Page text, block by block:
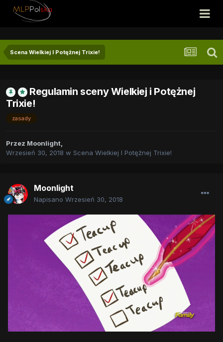
Scena Wielkiej I Potężnej Trixie!
Regulamin sceny Wielkiej i Potężnej
Trixie!
zasady
Przez Moonlight,
Wrzesień 30, 2018 w Scena Wielkiej I Potężnej Trixie!
Moonlight
Napisano Wrzesień 30, 2018